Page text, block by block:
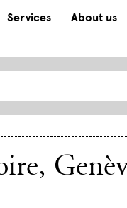
Services About us